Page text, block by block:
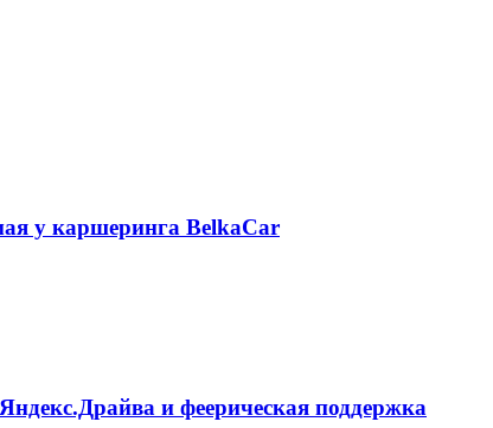
у каршеринга BelkaCar
и феерическая поддержка